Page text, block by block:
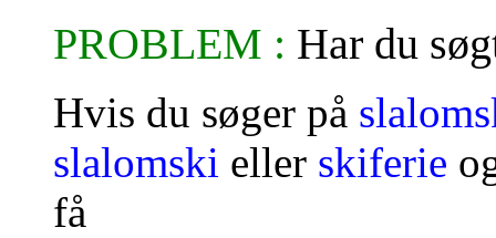
PROBLEM : Har du
Hvis du søger på
slalomski eller skiferie
få